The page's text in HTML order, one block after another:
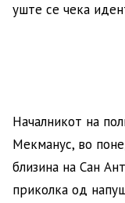
уште се чека
Началникот на
Мекманус, во
близина на Сан
приколка од